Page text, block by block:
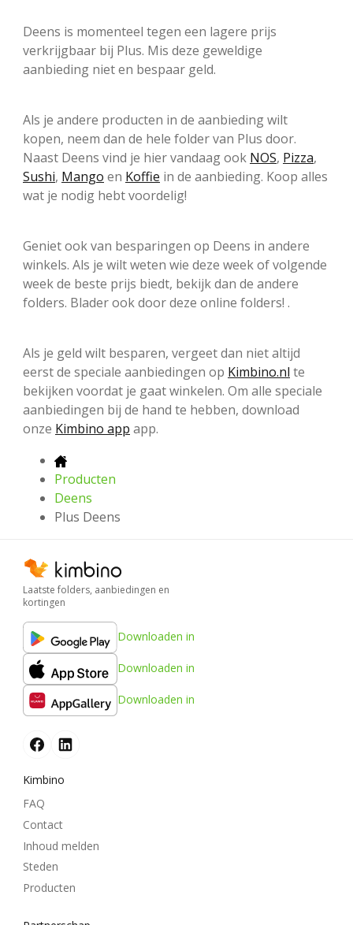
Deens is momenteel tegen een lagere prijs
verkrijgbaar bij Plus. Mis deze geweldige
aanbieding niet en bespaar geld.
Als je andere producten in de aanbieding wilt
kopen, neem dan de hele folder van Plus door.
Naast Deens vind je hier vandaag ook NOS, Pizza,
Sushi, Mango en Koffie in de aanbieding. Koop alles
wat je nodig hebt voordelig!
Geniet ook van besparingen op Deens in andere
winkels. Als je wilt weten wie deze week of volgende
week de beste prijs biedt, bekijk dan de andere
folders. Blader ook door deze online folders! .
Als je geld wilt besparen, vergeet dan niet altijd
eerst de speciale aanbiedingen op Kimbino.nl te
bekijken voordat je gaat winkelen. Om alle speciale
aanbiedingen bij de hand te hebben, download
onze Kimbino app app.
Producten
Deens
Plus Deens
Laatste folders, aanbiedingen en
kortingen
Downloaden in
Downloaden in
Downloaden in
Kimbino
FAQ
Contact
Inhoud melden
Steden
Producten